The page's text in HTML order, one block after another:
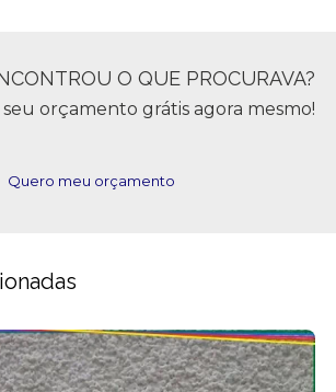
O QUE PROCURAVA?
seu orçamento grátis agora mesmo!
Quero meu orçamento